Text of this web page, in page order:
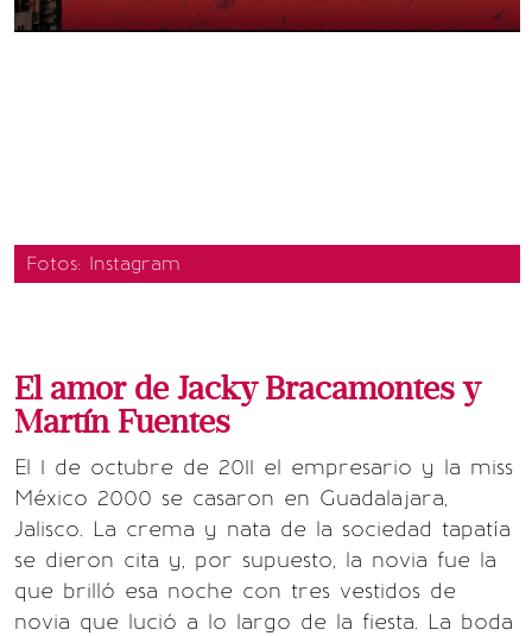
Fotos: Instagram
El amor de Jacky Bracamontes y
Martín Fuentes
El 1 de octubre de 2011 el empresario y la miss
México 2000 se casaron en Guadalajara,
Jalisco. La crema y nata de la sociedad tapatía
se dieron cita y, por supuesto, la novia fue la
que brilló esa noche con tres vestidos de
novia que lució a lo largo de la fiesta. La boda